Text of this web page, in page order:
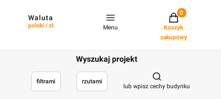
Waluta
polski / zł Menu
Projekty w
Koszyk
zakupowy
Wyszukaj projekt
filtrami rzutami
Otwórz
lub wpisz cechy budynku